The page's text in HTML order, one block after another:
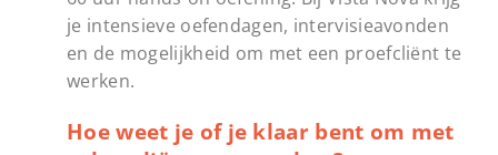
je intensieve oefendagen, intervisieavonden
en de mogelijkheid om met een proefcliënt te
werken.
Hoe weet je of je klaar bent om met